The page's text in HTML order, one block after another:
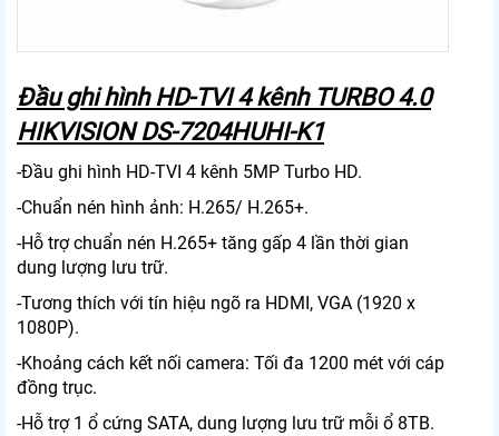
Đầu ghi hình HD-TVI 4 kênh TURBO 4.0
HIKVISION DS-7204HUHI-K1
-Đầu ghi hình HD-TVI 4 kênh 5MP Turbo HD.
-Chuẩn nén hình ảnh: H.265/ H.265+.
-Hỗ trợ chuẩn nén H.265+ tăng gấp 4 lần thời gian
dung lượng lưu trữ.
-Tương thích với tín hiệu ngõ ra HDMI, VGA (1920 x
1080P).
-Khoảng cách kết nối camera: Tối đa 1200 mét với cáp
đồng trục.
-Hỗ trợ 1 ổ cứng SATA, dung lượng lưu trữ mỗi ổ 8TB.